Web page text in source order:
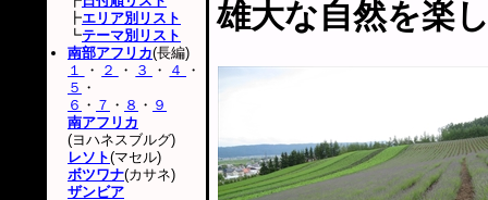
雄大な自然を楽
┣エリア別リスト
┗テーマ別リスト
南部アフリカ(長編)
１
・ ２ ・ ３ ・ ４
・
５ ・
６ ・ ７ ・ ８ ・ ９
南アフリカ
(ヨハネスブルグ)
レソト(マセル)
ボツワナ(カサネ)
ザンビア